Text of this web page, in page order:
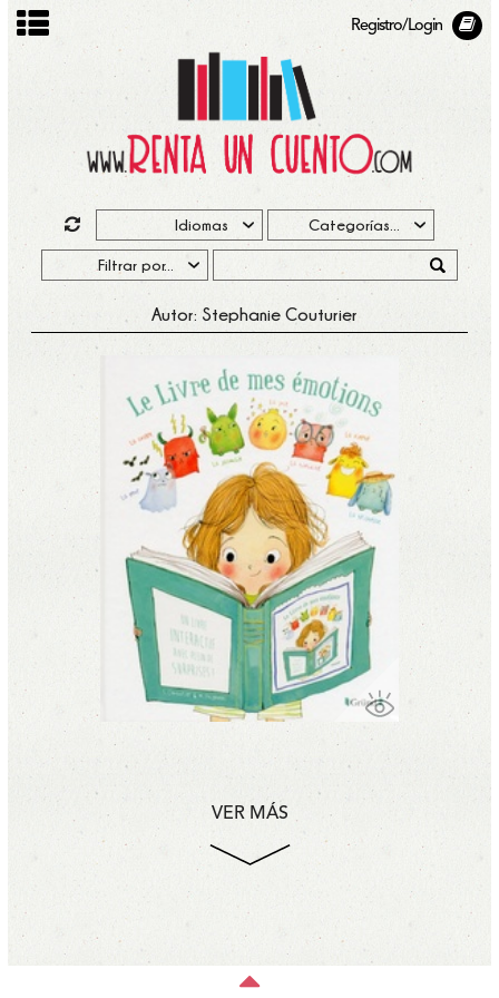
Registro/Login
Autor: Stephanie Couturier
VER MÁS